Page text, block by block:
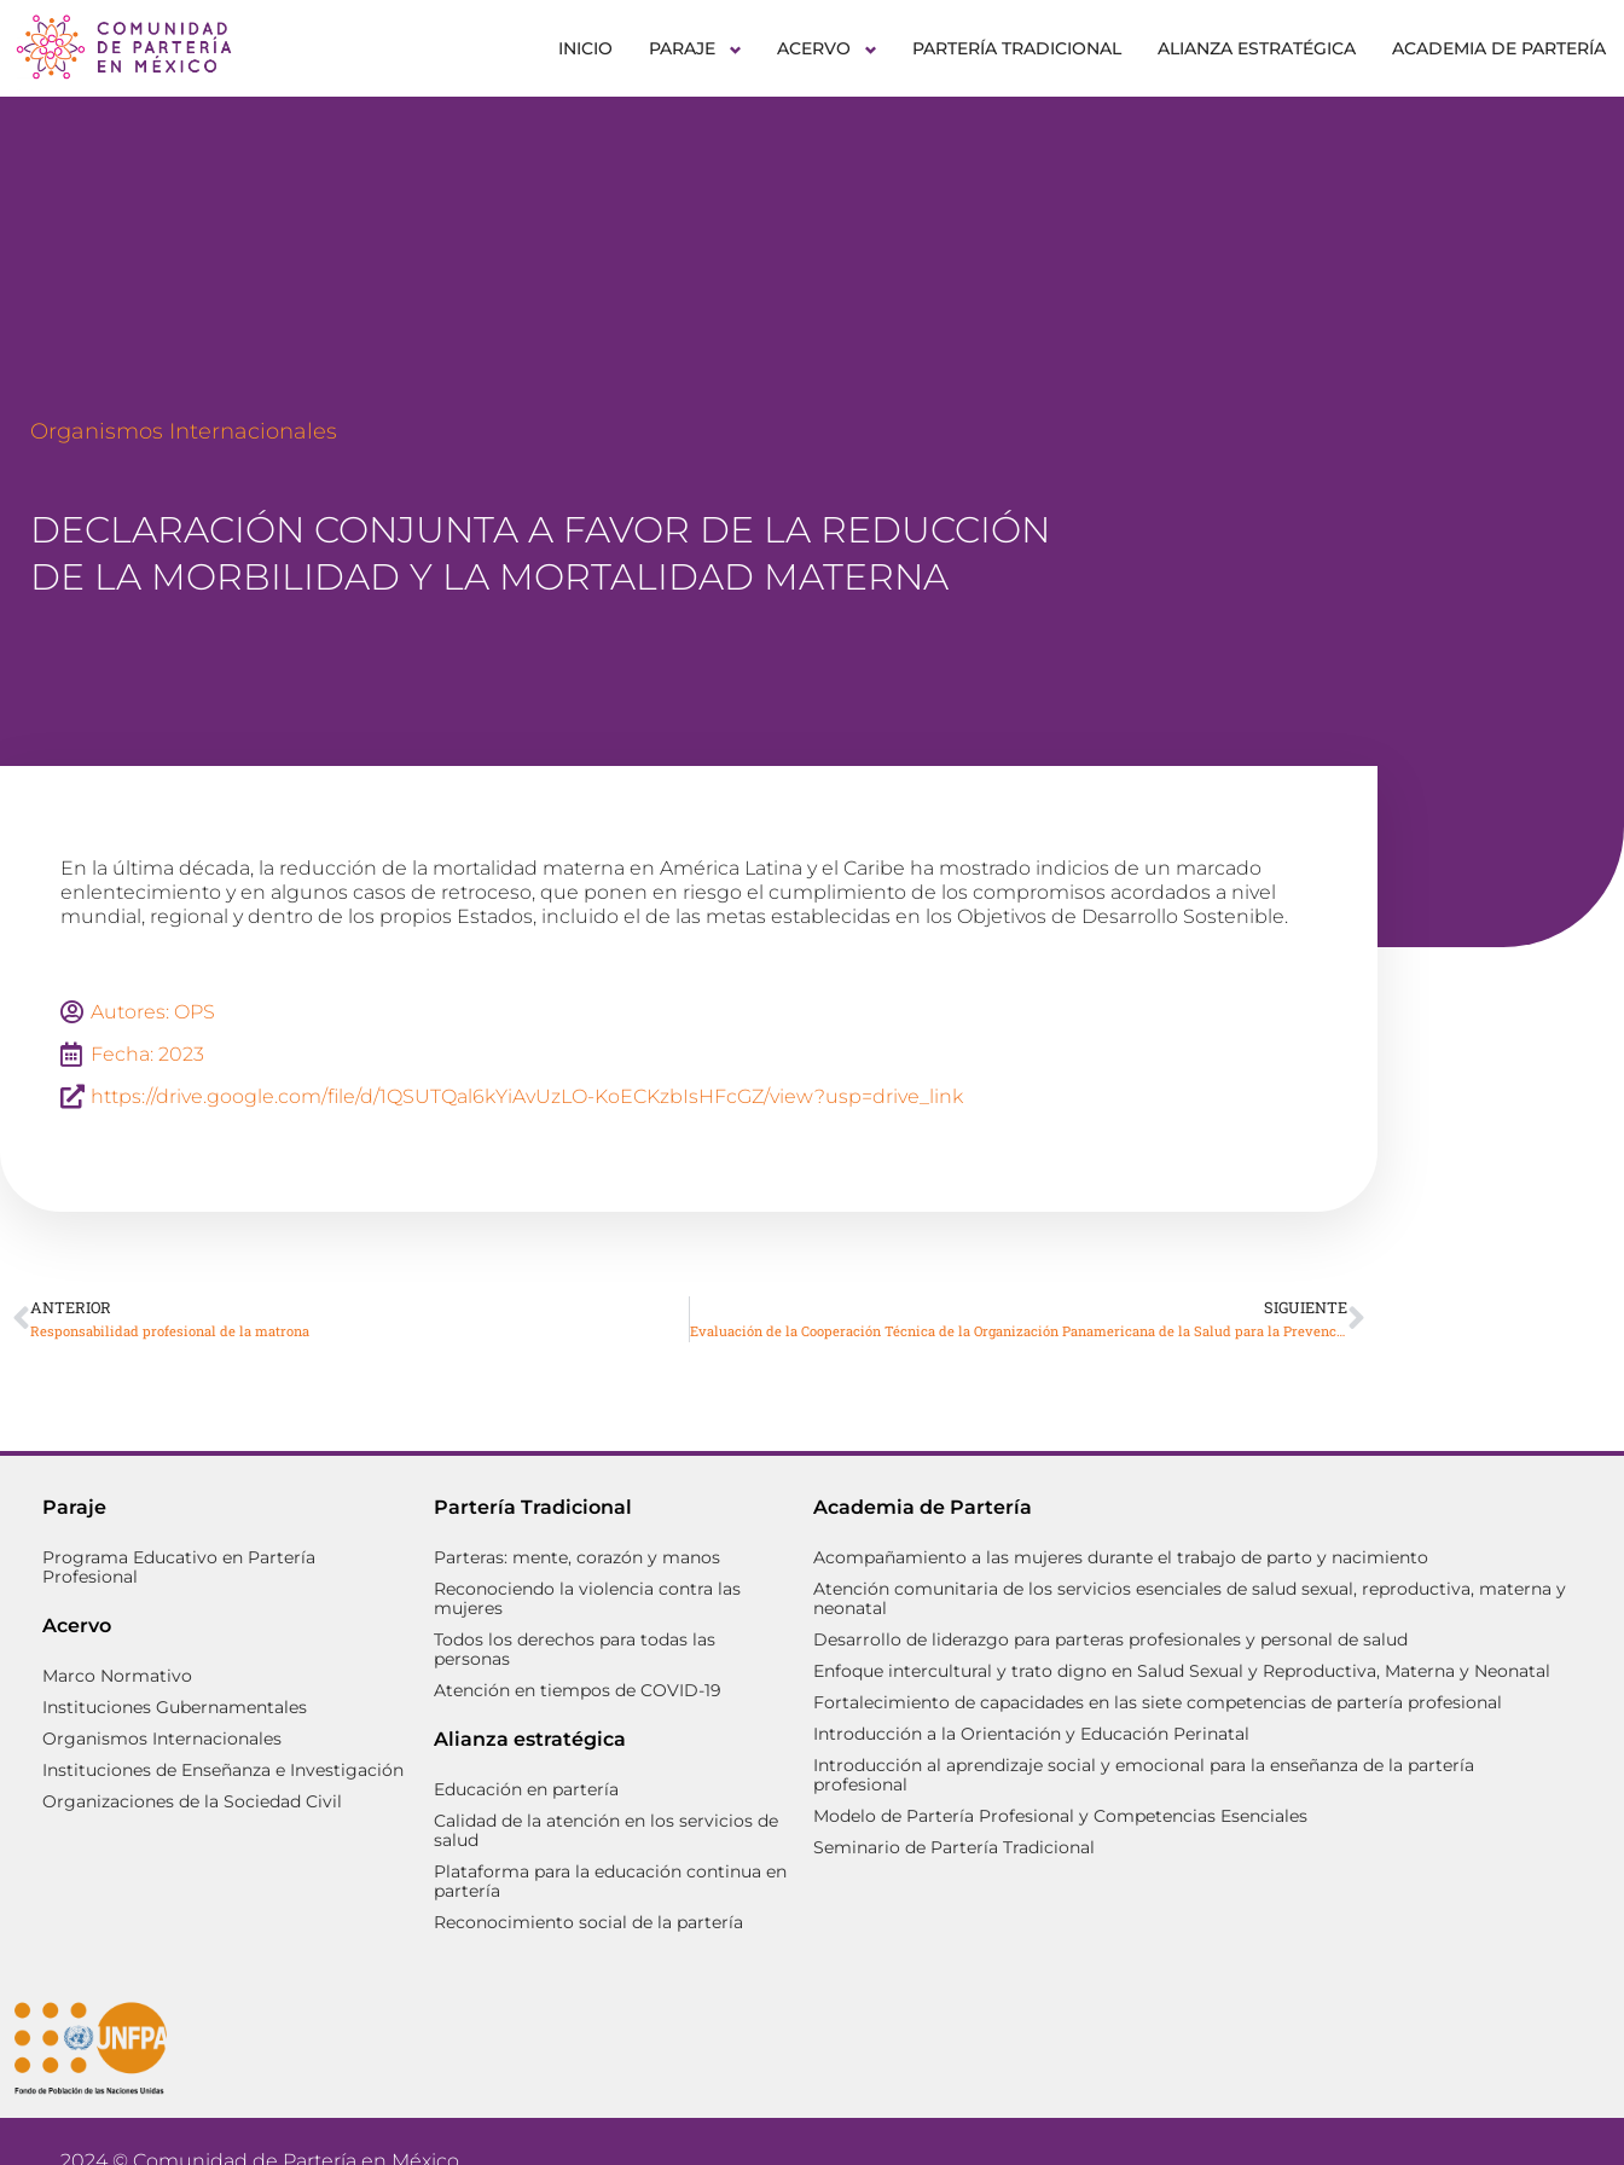
INICIO PARAJE ACERVO PARTERÍA TRADICIONAL ALIANZA ESTRATÉGICA ACADEMIA DE PARTERÍA
Organismos Internacionales
DECLARACIÓN CONJUNTA A FAVOR DE LA REDUCCIÓN
DE LA MORBILIDAD Y LA MORTALIDAD MATERNA
En la última década, la reducción de la mortalidad materna en América Latina y el Caribe ha mostrado indicios de un marcado
enlentecimiento y en algunos casos de retroceso, que ponen en riesgo el cumplimiento de los compromisos acordados a nivel
mundial, regional y dentro de los propios Estados, incluido el de las metas establecidas en los Objetivos de Desarrollo Sostenible.
Autores: OPS
Fecha: 2023
https://drive.google.com/file/d/1QSUTQal6kYiAvUzLO-KoECKzbIsHFcGZ/view?usp=drive_link
ANTERIOR
Responsabilidad profesional de la matrona
SIGUIENTE
Evaluación de la Cooperación Técnica de la Organización Panamericana de la Salud para la Prevención y el Control de las Enfermedades No Transmisibles en las Américas
Paraje
Programa Educativo en Partería
Profesional
Acervo
Marco Normativo
Instituciones Gubernamentales
Organismos Internacionales
Instituciones de Enseñanza e Investigación
Organizaciones de la Sociedad Civil
Partería Tradicional
Parteras: mente, corazón y manos
Reconociendo la violencia contra las
mujeres
Todos los derechos para todas las
personas
Atención en tiempos de COVID-19
Alianza estratégica
Educación en partería
Calidad de la atención en los servicios de
salud
Plataforma para la educación continua en
partería
Reconocimiento social de la partería
Academia de Partería
Acompañamiento a las mujeres durante el trabajo de parto y nacimiento
Atención comunitaria de los servicios esenciales de salud sexual, reproductiva, materna y
neonatal
Desarrollo de liderazgo para parteras profesionales y personal de salud
Enfoque intercultural y trato digno en Salud Sexual y Reproductiva, Materna y Neonatal
Fortalecimiento de capacidades en las siete competencias de partería profesional
Introducción a la Orientación y Educación Perinatal
Introducción al aprendizaje social y emocional para la enseñanza de la partería
profesional
Modelo de Partería Profesional y Competencias Esenciales
Seminario de Partería Tradicional